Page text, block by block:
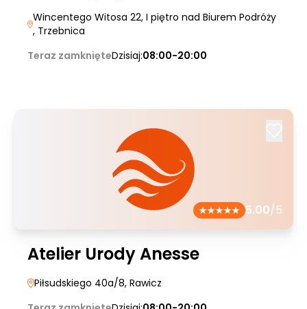
Wincentego Witosa 22, I piętro nad Biurem Podróży
, Trzebnica
Teraz zamknięteDzisiaj:08:00-20:00
5.00/5
Atelier Urody Anesse
Piłsudskiego 40a/8, Rawicz